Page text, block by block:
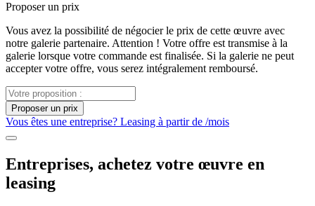
Proposer un prix
Vous avez la possibilité de négocier le prix de cette œuvre avec
notre galerie partenaire. Attention ! Votre offre est transmise à la
galerie lorsque votre commande est finalisée. Si la galerie ne peut
accepter votre offre, vous serez intégralement remboursé.
Proposer un prix
Vous êtes une entreprise? Leasing à partir de /mois
Entreprises, achetez votre œuvre en
leasing